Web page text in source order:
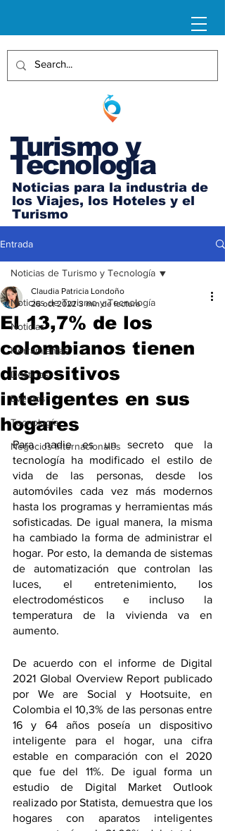
Turismo y
Tecnología
Noticias para la industria de
los Viajes, los Hoteles y el
Turismo
Entrada
Noticias de Turismo y Tecnología
Noticias
Herramientas
Destinos
Eventos
Tecnología
Negocios Internacionales
Noticias de Turismo y Tecnología
El 13,7% de los
colombianos tienen
dispositivos
inteligentes en sus
hogares
Claudia Patricia Londoño
26 oct 2022 3 min de lectura
Para nadie es un secreto que la
tecnología ha modificado el estilo de
vida de las personas, desde los
automóviles cada vez más modernos
hasta los programas y herramientas más
sofisticadas. De igual manera, la misma
ha cambiado la forma de administrar el
hogar. Por esto, la demanda de sistemas
de automatización que controlan las
luces, el entretenimiento, los
electrodomésticos e incluso la
temperatura de la vivienda va en
aumento.
De acuerdo con el informe de Digital
2021 Global Overview Report publicado
por We are Social y Hootsuite, en
Colombia el 10,3% de las personas entre
16 y 64 años poseía un dispositivo
inteligente para el hogar, una cifra
estable en comparación con el 2020
que fue del 11%. De igual forma un
estudio de Digital Market Outlook
realizado por Statista, demuestra que los
hogares con aparatos inteligentes